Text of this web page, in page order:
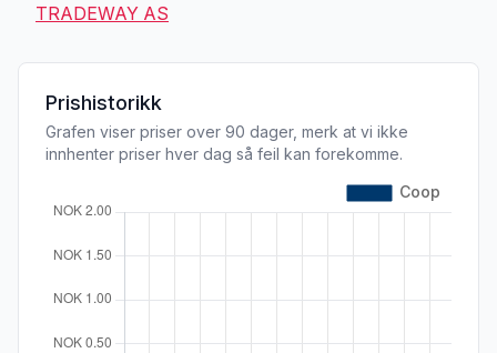
TRADEWAY AS
Prishistorikk
Grafen viser priser over 90 dager, merk at vi ikke
innhenter priser hver dag så feil kan forekomme.